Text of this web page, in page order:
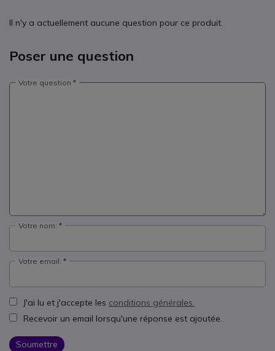
Il n'y a actuellement aucune question pour ce produit.
Poser une question
Votre question
Votre nom:
Votre email:
J'ai lu et j'accepte les conditions générales.
Recevoir un email lorsqu'une réponse est ajoutée.
Soumettre